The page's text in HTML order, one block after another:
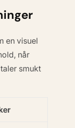
envisuel
når
smukt